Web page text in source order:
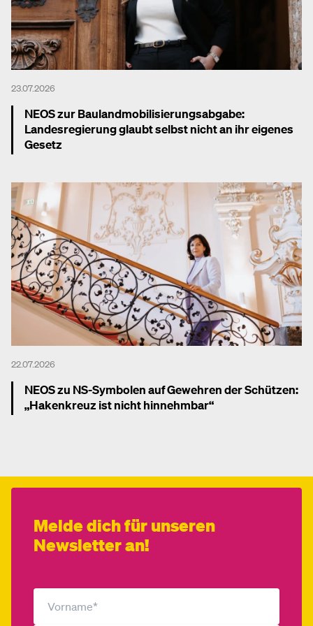
23.07.2026
NEOS zur Baulandmobilisierungsabgabe:
Landesregierung glaubt selbst nicht an ihr eigenes
Gesetz
22.07.2026
NEOS zu NS-Symbolen auf Gewehren der Schützen:
„Hakenkreuz ist nicht hinnehmbar“
Melde dich für unseren
Newsletter an!